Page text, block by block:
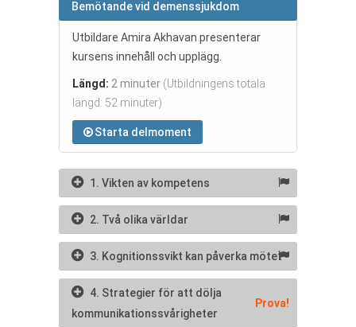
Bemötande vid demenssjukdom
Utbildare Amira Akhavan presenterar
kursens innehåll och upplägg.
Längd: 2 minuter (Utbildningens totala
längd: 52 minuter)
Starta delmoment
1. Vikten av kompetens
2. Två olika världar
3. Kognitionssvikt kan påverka mötet
4. Strategier för att dölja
kommunikationssvårigheter
Prova!